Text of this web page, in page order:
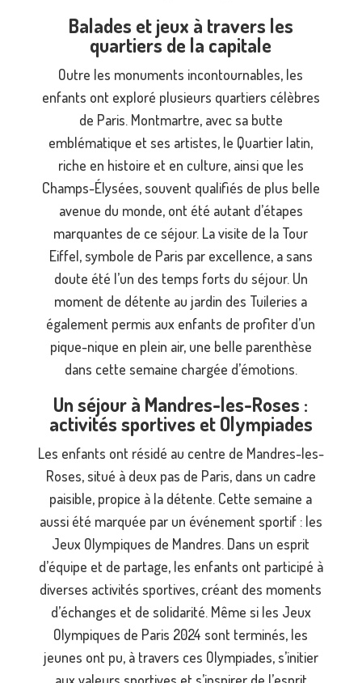
Balades et jeux à travers les
quartiers de la capitale
Outre les monuments incontournables, les
enfants ont exploré plusieurs quartiers célèbres
de Paris. Montmartre, avec sa butte
emblématique et ses artistes, le Quartier latin,
riche en histoire et en culture, ainsi que les
Champs-Élysées, souvent qualifiés de plus belle
avenue du monde, ont été autant d’étapes
marquantes de ce séjour. La visite de la Tour
Eiffel, symbole de Paris par excellence, a sans
doute été l’un des temps forts du séjour. Un
moment de détente au jardin des Tuileries a
également permis aux enfants de profiter d’un
pique-nique en plein air, une belle parenthèse
dans cette semaine chargée d’émotions.
Un séjour à Mandres-les-Roses :
activités sportives et Olympiades
Les enfants ont résidé au centre de Mandres-les-
Roses, situé à deux pas de Paris, dans un cadre
paisible, propice à la détente. Cette semaine a
aussi été marquée par un événement sportif : les
Jeux Olympiques de Mandres. Dans un esprit
d’équipe et de partage, les enfants ont participé à
diverses activités sportives, créant des moments
d’échanges et de solidarité. Même si les Jeux
Olympiques de Paris 2024 sont terminés, les
jeunes ont pu, à travers ces Olympiades, s’initier